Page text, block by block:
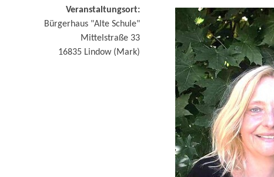
Veranstaltungsort:
Bürgerhaus "Alte Schule"
Mittelstraße 33
16835 Lindow (Mark)